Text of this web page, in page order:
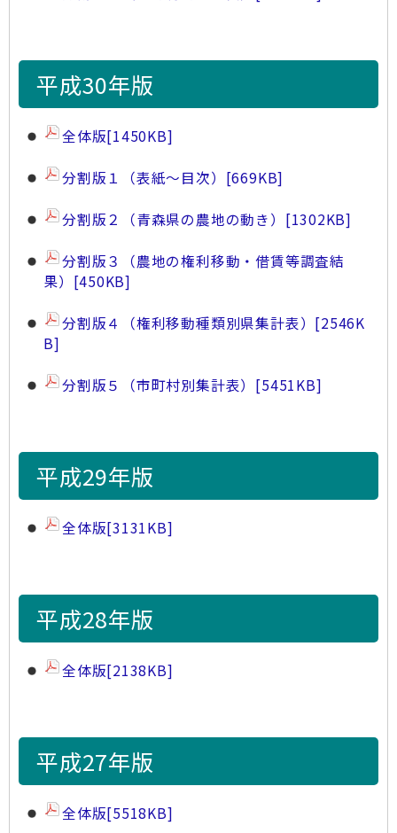
平成30年版
全体版[1450KB]
分割版１（表紙～目次） [669KB]
分割版２（青森県の農地の動き） [1302KB]
分割版３（農地の権利移動・借賃等調査結
果） [450KB]
分割版４（権利移動種類別県集計表） [2546K
B]
分割版５（市町村別集計表） [5451KB]
平成29年版
全体版[3131KB]
平成28年版
全体版[2138KB]
平成27年版
全体版[5518KB]